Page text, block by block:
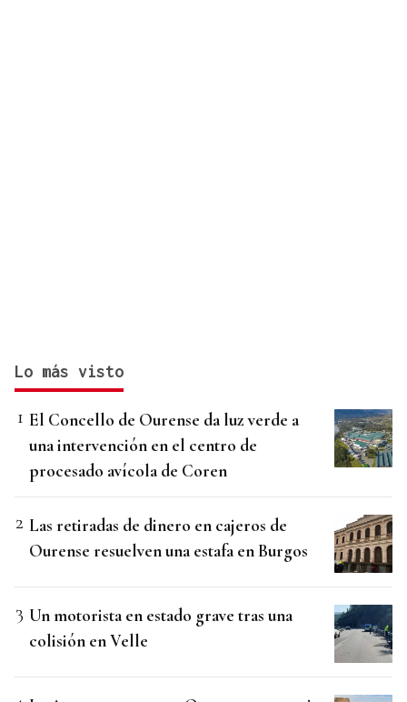
Lo más visto
El Concello de Ourense da luz verde a
una intervención en el centro de
procesado avícola de Coren
Las retiradas de dinero en cajeros de
Ourense resuelven una estafa en Burgos
Un motorista en estado grave tras una
colisión en Velle